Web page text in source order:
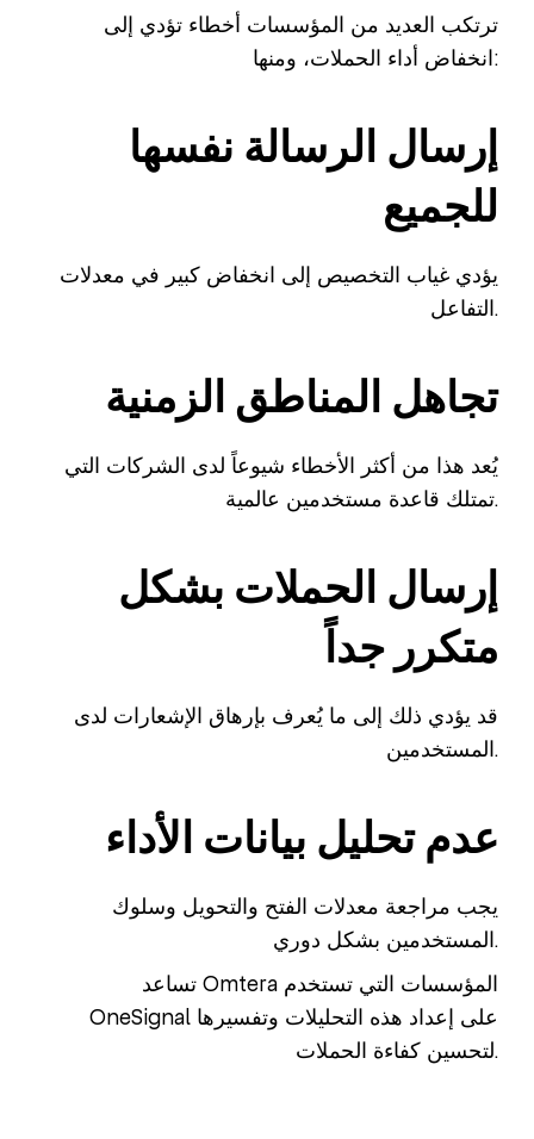
ترتكب العديد من المؤسسات أخطاء تؤدي إلى
انخفاض أداء الحملات، ومنها:
إرسال الرسالة نفسها
للجميع
يؤدي غياب التخصيص إلى انخفاض كبير في معدلات
التفاعل.
تجاهل المناطق الزمنية
يُعد هذا من أكثر الأخطاء شيوعاً لدى الشركات التي
تمتلك قاعدة مستخدمين عالمية.
إرسال الحملات بشكل
متكرر جداً
قد يؤدي ذلك إلى ما يُعرف بإرهاق الإشعارات لدى
المستخدمين.
عدم تحليل بيانات الأداء
يجب مراجعة معدلات الفتح والتحويل وسلوك
المستخدمين بشكل دوري.
تساعد Omtera المؤسسات التي تستخدم
OneSignal على إعداد هذه التحليلات وتفسيرها
لتحسين كفاءة الحملات.